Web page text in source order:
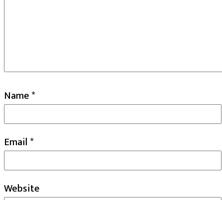
Name*
Email*
Website